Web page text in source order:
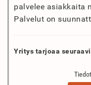
palvelee asiakkaita
Palvelut on
Yritys tarjoaa